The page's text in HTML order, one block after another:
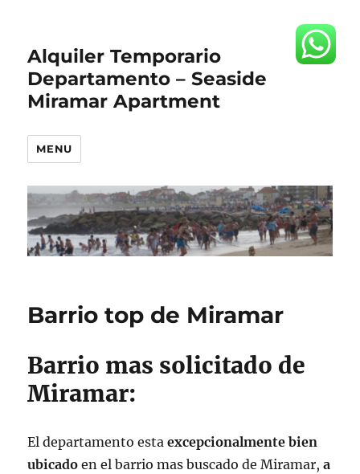
Alquiler Temporario
Departamento – Seaside
Miramar Apartment
MENU
Barrio top de Miramar
Barrio mas solicitado de
Miramar:
El departamento estaexcepcionalmente bien
ubicado en el barrio mas buscado de Miramar,a